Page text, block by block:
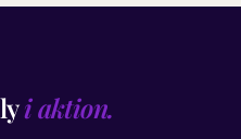
i aktion.